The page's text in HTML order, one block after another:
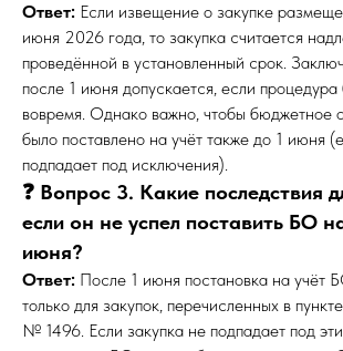
Ответ: Если извещение о закупке
июня 2026 года, то закупка считается
проведённой в установленный срок.
после 1 июня допускается, если
вовремя. Однако важно, чтобы бюджетное
было поставлено на учёт также до 1 июня
подпадает под исключения).
❓ Вопрос 3. Какие последствия
если он не успел поставить БО
июня?
Ответ: После 1 июня постановка на учёт
только для закупок, перечисленных в
№ 1496. Если закупка не подпадает под